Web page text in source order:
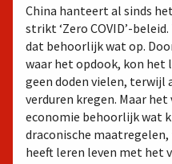
China hanteert al sinds
strikt ‘Zero COVID’-
dat behoorlijk wat op.
waar het opdook, kon het
geen doden vielen, terwijl
verduren kregen. Maar
economie behoorlijk wat
draconische
heeft leren leven met het